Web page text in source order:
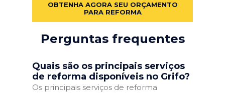
OBTENHA AGORA SEU ORÇAMENTO
PARA REFORMA
Perguntas frequentes
Quais são os principais serviços
de reforma disponíveis no Grifo?
Os principais serviços de reforma